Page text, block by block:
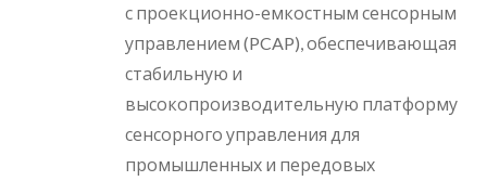
с проекционно-емкостным сенсорным
управлением (PCAP), обеспечивающая
стабильную и
высокопроизводительную платформу
сенсорного управления для
промышленных и передовых